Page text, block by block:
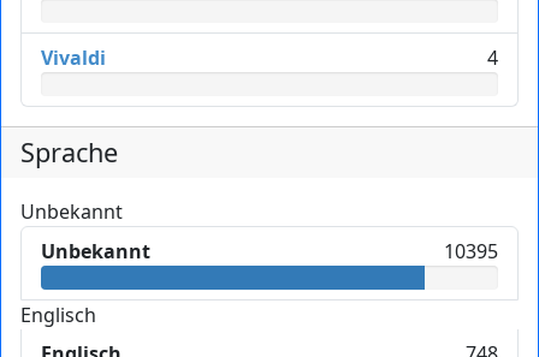
Vivaldi 4
Sprache
Unbekannt
Unbekannt
10395
Englisch